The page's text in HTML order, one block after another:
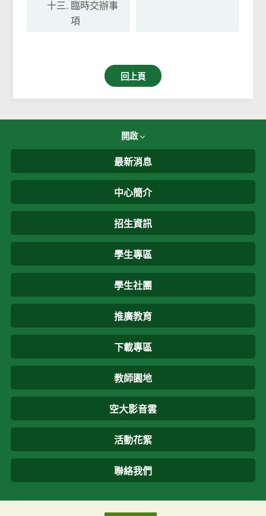
臨時交辦事
項
回上頁
開啟
最新消息
中心簡介
招生資訊
學生專區
學生社團
推廣教育
下載專區
教師園地
空大影音雲
活動花絮
聯絡我們